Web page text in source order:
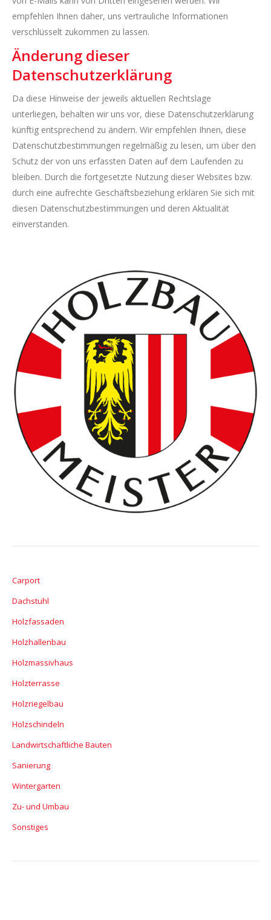
empfehlen Ihnen daher, uns vertrauliche Informationen
verschlüsselt zukommen zu lassen.
Änderung dieser
Datenschutzerklärung
Da diese Hinweise der jeweils aktuellen Rechtslage
unterliegen, behalten wir uns vor, diese Datenschutzerklärung
künftig entsprechend zu ändern. Wir empfehlen Ihnen, diese
Datenschutzbestimmungen regelmäßig zu lesen, um über den
Schutz der von uns erfassten Daten auf dem Laufenden zu
bleiben. Durch die fortgesetzte Nutzung dieser Websites bzw.
durch eine aufrechte Geschäftsbeziehung erklären Sie sich mit
diesen Datenschutzbestimmungen und deren Aktualität
einverstanden.
Carport
Dachstuhl
Holzfassaden
Holzhallenbau
Holzmassivhaus
Holzterrasse
Holzriegelbau
Holzschindeln
Landwirtschaftliche Bauten
Sanierung
Wintergarten
Zu- und Umbau
Sonstiges